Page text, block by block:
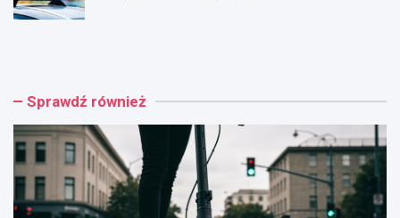
H
n
g
a
k
o
n
R
n
y
P
i
k
n
Sprawdź również